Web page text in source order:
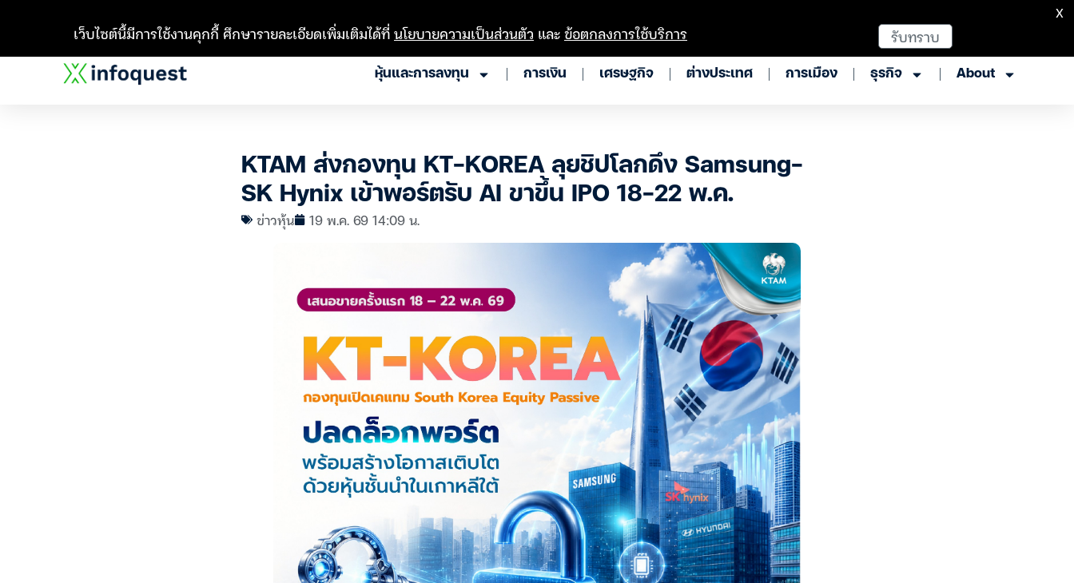
หุ้นและการลงทุน การเงิน เศรษฐกิจ ต่างประเทศ การเมือง ธุรกิจ About
KTAM ส่งกองทุน KT-KOREA ลุยชิปโลกดึง Samsung-
SK Hynix เข้าพอร์ตรับ AI ขาขึ้น IPO 18-22 พ.ค.
ข่าวหุ้น 19 พ.ค. 69 14:09 น.
เว็บไซต์นี้มีการใช้งานคุกกี้ ศึกษารายละเอียดเพิ่มเติมได้ที่นโยบายความเป็นส่วนตัว และข้อตกลงการใช้บริการ รับทราบ
X